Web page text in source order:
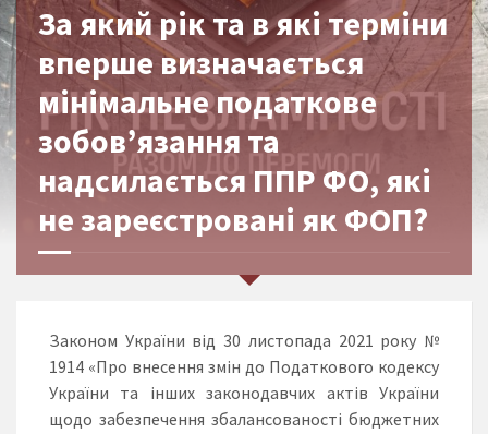
За який рік та в які терміни
вперше визначається
мінімальне податкове
зобов’язання та
надсилається ППР ФО, які
не зареєстровані як ФОП?
Законом України від 30 листопада 2021 року №
1914 «Про внесення змін до Податкового кодексу
України та інших законодавчих актів України
щодо забезпечення збалансованості бюджетних